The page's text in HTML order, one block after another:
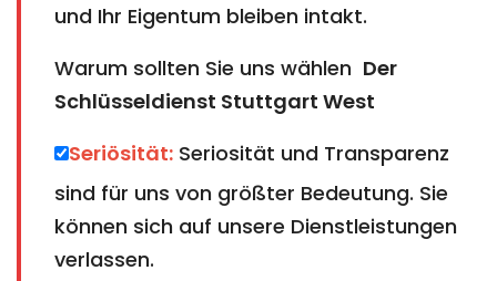
und Ihr Eigentum bleiben intakt.
Warum sollten Sie uns wählen Der
Schlüsseldienst Stuttgart West
Seriösität: Seriosität und Transparenz
sind für uns von größter Bedeutung. Sie
können sich auf unsere Dienstleistungen
verlassen.